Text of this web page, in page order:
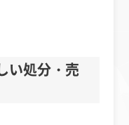
い処分・売